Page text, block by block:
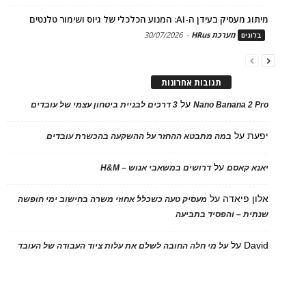
מיתוג מעסיק בעידן ה-AI: המנוע הכלכלי של גיוס ושימור טלנטים
בלוגים מערכת HRus -
30/07/2026
תגובות אחרונות
Nano Banana 2 Proעל 3 דרכים לבניית ביטחון עצמי של עובדים
יפעתעל במה מתבטא ההחזר על ההשקעה בהכשרת עובדים
יאנא קאסםעלדרושים במשאבי אנוש – H&M
אלון פיאדה על מעסיק טעה כשכלל אחוזי משרה בחישוב ימי חופשה
שנתית – והפסיד בתביעה
David עלעל מי חלה החובה לשלם את עלות ציוד העבודה של העובד